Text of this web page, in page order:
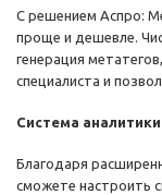
С решением Аспро:
проще и дешевле.
генерация
специалиста и
Система аналитики
Благодаря
сможете настроить